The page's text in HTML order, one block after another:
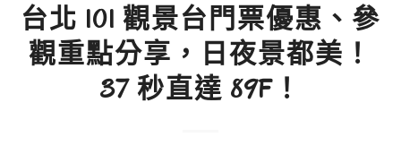
台北 101 觀景台門票優惠、參
觀重點分享，日夜景都美！
37 秒直達 89F！